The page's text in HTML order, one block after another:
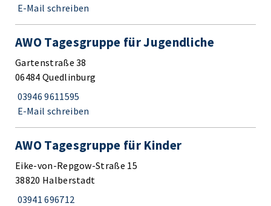
E-Mail schreiben
AWO Tagesgruppe für Jugendliche
Gartenstraße 38
06484 Quedlinburg
03946 9611595
E-Mail schreiben
AWO Tagesgruppe für Kinder
Eike-von-Repgow-Straße 15
38820 Halberstadt
03941 696712